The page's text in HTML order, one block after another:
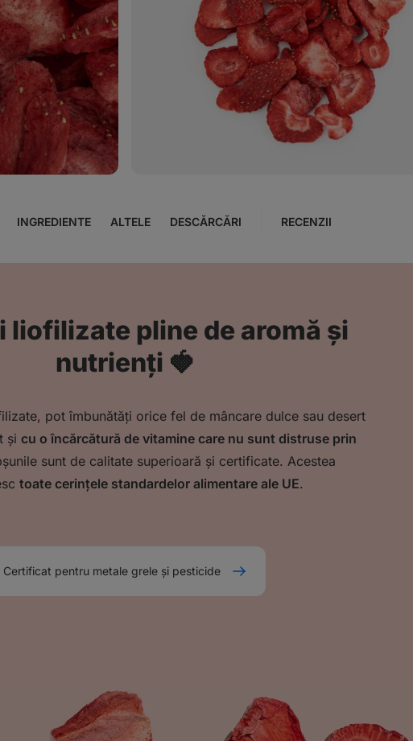
INGREDIENTE ALTELE DESCĂRCĂRI RECENZII
liofilizate pline de aromă și
nutrienți 🍓
pot îmbunătăți orice fel de mâncare dulce sau desert
și cu o încărcătură de vitamine care nu sunt distruse prin
sunt de calitate superioară și certificate. Acestea
toate cerințele standardelor alimentare ale UE.
Certificat pentru metale grele și pesticide